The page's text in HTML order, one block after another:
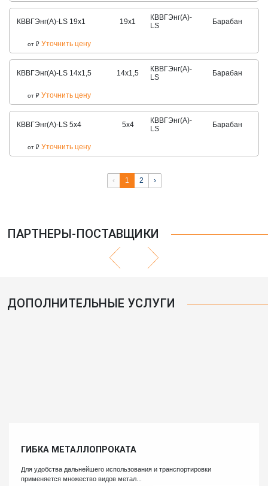
КВВГЭнг(А)-LS 19х1 19х1
КВВГЭнг(А)-
LS
Барабан
от ₽ Уточнить цену
КВВГЭнг(А)-LS 14х1,5 14х1,5
КВВГЭнг(А)-
LS
Барабан
от ₽ Уточнить цену
КВВГЭнг(А)-LS 5х4 5х4
КВВГЭнг(А)-
LS
Барабан
от ₽ Уточнить цену
‹ 1 2 ›
ПАРТНЕРЫ-ПОСТАВЩИКИ
ДОПОЛНИТЕЛЬНЫЕ УСЛУГИ
ГИБКА МЕТАЛЛОПРОКАТА
Для удобства дальнейшего использования и транспортировки
применяется множество видов метал...